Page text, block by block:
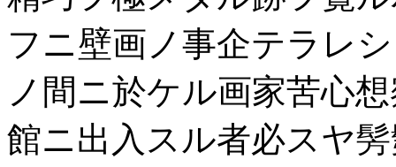
フニ壁画ノ事企テラレ
ノ間ニ於ケル画家苦心
館ニ出入スル者必スヤ